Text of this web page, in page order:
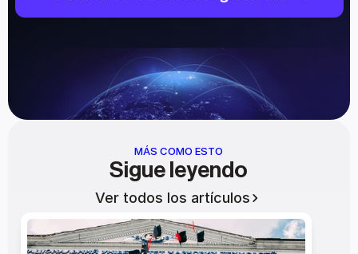
MÁS COMO ESTO
Sigue leyendo
Ver todos los artículos